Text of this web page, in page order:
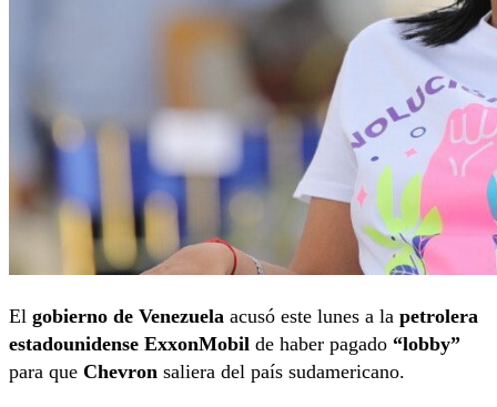
El gobierno de Venezuela acusó este lunes a la petrolera
estadounidense ExxonMobil de haber pagado “lobby”
para que Chevron saliera del país sudamericano.